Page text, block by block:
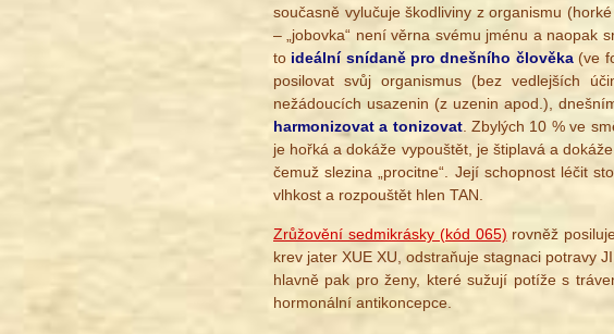
současně vylučuje škodliviny z organismu
– „jobovka“ není věrna svému jménu a naopak
to ideální snídaně pro dnešního člověka(ve
posilovat svůj organismus (bez vedlejších
nežádoucích usazenin (z uzenin apod.),
harmonizovat a tonizovat. Zbylých 10 % ve
je hořká a dokáže vypouštět, je štiplavá a
čemuž slezina „procitne“. Její schopnost léčit
vlhkost a rozpouštět hlen TAN.
Zrůžovění sedmikrásky (kód 065) rovněž
krev jater XUE XU, odstraňuje stagnaci potravy
hlavně pak pro ženy, které sužují potíže s
hormonální antikoncepce.